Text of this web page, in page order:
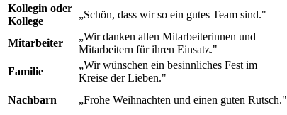
Kollegin oder
Kollege
„Schön, dass wir so ein gutes Team sind."
Mitarbeiter
„Wir danken allen Mitarbeiterinnen und
Mitarbeitern für ihren Einsatz."
Familie
„Wir wünschen ein besinnliches Fest im
Kreise der Lieben."
Nachbarn
„Frohe Weihnachten und einen guten Rutsch."